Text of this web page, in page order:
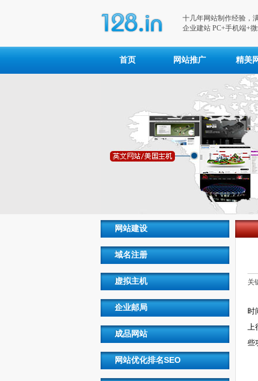
十几年网站制作经验，
企业建站 PC+手机端+
首页 网站推广 精美
网站建设
域名注册
虚拟主机
企业邮局
成品网站
网站优化排名SEO
关
时
上
些
5